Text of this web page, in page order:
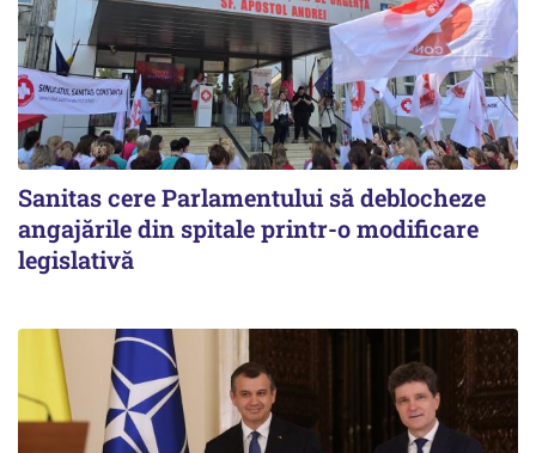
Sanitas cere Parlamentului să deblocheze
angajările din spitale printr-o modificare
legislativă